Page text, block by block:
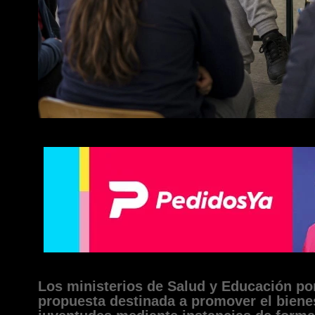
Los ministerios de Salud y Educación
propuesta destinada a promover el